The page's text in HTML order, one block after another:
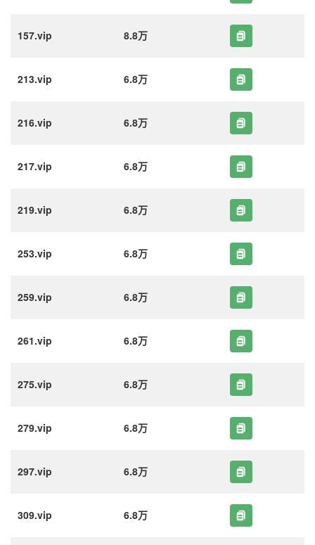
157.vip 8.8万
213.vip 6.8万
216.vip 6.8万
217.vip 6.8万
219.vip 6.8万
253.vip 6.8万
259.vip 6.8万
261.vip 6.8万
275.vip 6.8万
279.vip 6.8万
297.vip 6.8万
309.vip 6.8万